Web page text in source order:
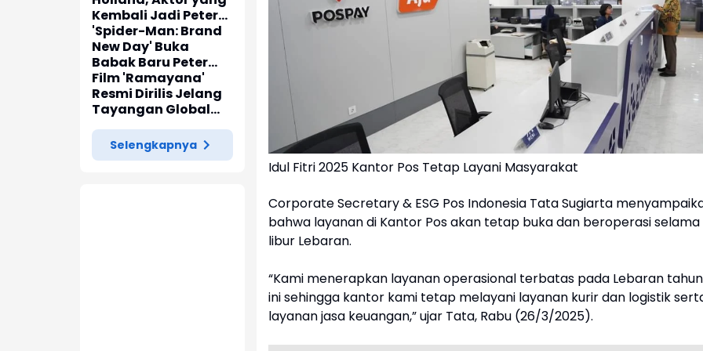
Kembali Jadi Peter
Parker di 'Spider-
Man: Brand New Day'
'Spider-Man: Brand
New Day' Buka
Babak Baru Peter
Parker di Marvel
Cinematic Universe
Film 'Ramayana'
Resmi Dirilis Jelang
Tayangan Global
pada November
2026
Selengkapnya
Idul Fitri 2025 Kantor Pos Tetap Layani Masyarakat
Corporate Secretary & ESG Pos Indonesia Tata Sugiarta
bahwa layanan di Kantor Pos akan tetap buka dan beroperasi selama
libur Lebaran.
“Kami menerapkan layanan operasional terbatas pada Lebaran tahun
ini sehingga kantor kami tetap melayani layanan kurir dan logistik
layanan jasa keuangan,” ujar Tata, Rabu (26/3/2025).